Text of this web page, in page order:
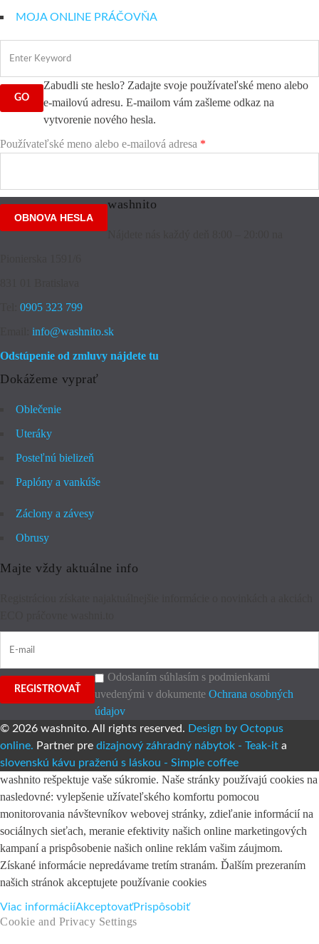
MOJA ONLINE PRÁČOVŇA
Zabudli ste heslo? Zadajte svoje používateľské meno alebo
e-mailovú adresu. E-mailom vám zašleme odkaz na
vytvorenie nového hesla.
Používateľské meno alebo e-mailová adresa *
OBNOVA HESLA
washnito
0905 323 799
info@washnito.sk
Odstúpenie od zmluvy nájdete tu
Dokážeme vyprať
Oblečenie
Uteráky
Posteľnú bielizeň
Paplóny a vankúše
Záclony a závesy
Obrusy
Majte vždy aktuálne info
Odoslaním súhlasím s podmienkami
uvedenými v dokumente Ochrana osobných
údajov
© 2026 washnito. All rights reserved. Design by Octopus
online. Partner pre dizajnový záhradný nábytok - Teak-it a
slovenskú kávu praženú s láskou - Simple coffee
washnito rešpektuje vaše súkromie. Naše stránky používajú cookies na
nasledovné: vylepšenie užívateľského komfortu pomocou
monitorovania návštevníkov webovej stránky, zdieľanie informácií na
sociálnych sieťach, meranie efektivity našich online marketingových
kampaní a prispôsobenie našich online reklám vašim záujmom.
Získané informácie nepredávame tretím stranám. Ďalším prezeraním
našich stránok akceptujete používanie cookies
Viac informáciíAkceptovaťPrispôsobiť
Cookie and Privacy Settings